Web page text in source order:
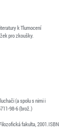
k Tlumocení
pro zkoušky.
(a spolu s nimi i
98-6 (brož.)
fakulta, 2001.ISBN